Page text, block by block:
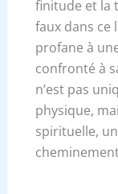
finitude et la
faux dans ce
profane à
confronté à
n’est pas
physique,
spirituelle,